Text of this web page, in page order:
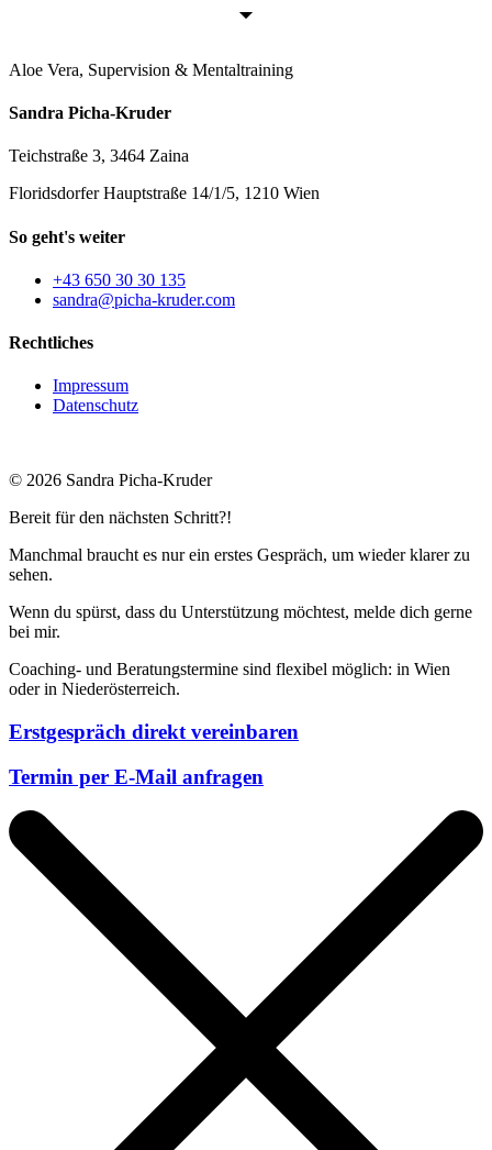
Aloe Vera, Supervision & Mentaltraining
Sandra Picha-Kruder
Teichstraße 3, 3464 Zaina
Floridsdorfer Hauptstraße 14/1/5, 1210 Wien
So geht's weiter
+43 650 30 30 135
sandra@picha-kruder.com
Rechtliches
Impressum
Datenschutz
© 2026 Sandra Picha-Kruder
Bereit für den nächsten Schritt?!
Manchmal braucht es nur ein erstes Gespräch, um wieder klarer zu
sehen.
Wenn du spürst, dass du Unterstützung möchtest, melde dich gerne
bei mir.
Coaching- und Beratungstermine sind flexibel möglich: in Wien
oder in Niederösterreich.
Erstgespräch direkt vereinbaren
Termin per E-Mail anfragen